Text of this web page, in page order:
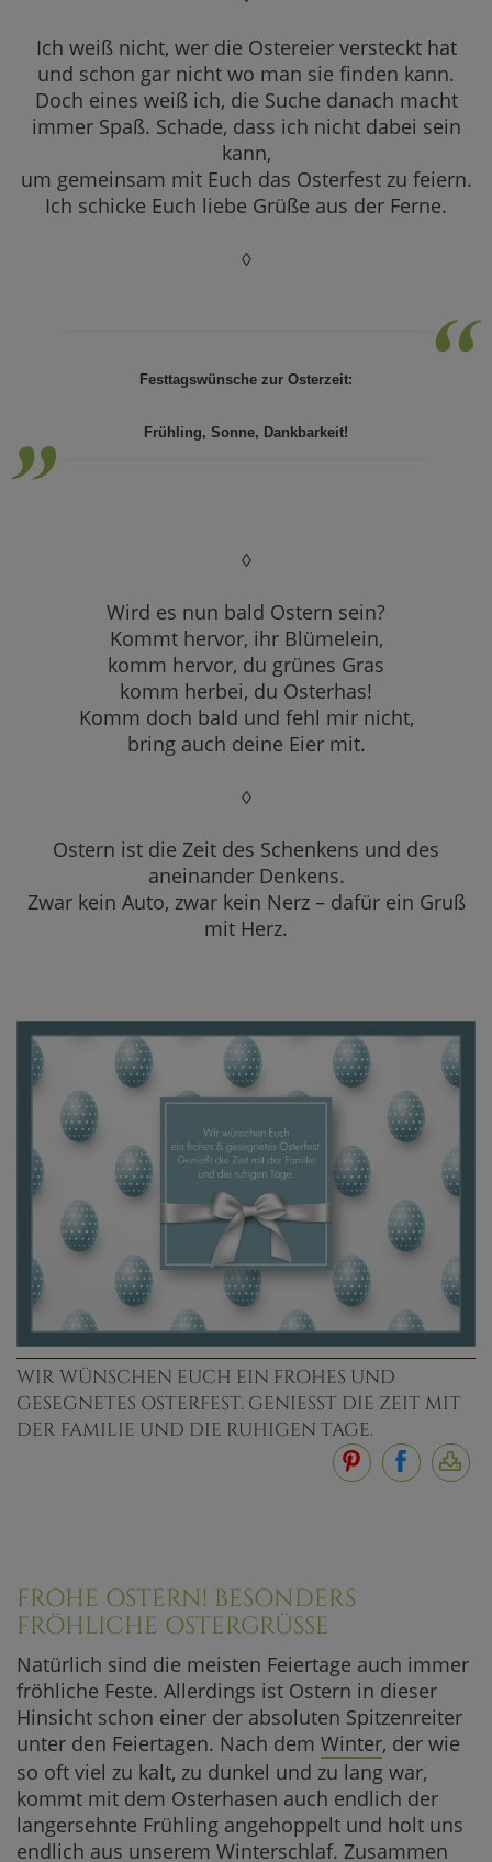
Ich weiß nicht, wer die Ostereier versteckt hat
und schon gar nicht wo man sie finden kann.
Doch eines weiß ich, die Suche danach macht
immer Spaß. Schade, dass ich nicht dabei sein
kann,
um gemeinsam mit Euch das Osterfest zu feiern.
Ich schicke Euch liebe Grüße aus der Ferne.
◊
“
„ Festtagswünsche zur Osterzeit:
Frühling, Sonne, Dankbarkeit!
◊
Wird es nun bald Ostern sein?
Kommt hervor, ihr Blümelein,
komm hervor, du grünes Gras
komm herbei, du Osterhas!
Komm doch bald und fehl mir nicht,
bring auch deine Eier mit.
◊
Ostern ist die Zeit des Schenkens und des
aneinander Denkens.
Zwar kein Auto, zwar kein Nerz – dafür ein Gruß
mit Herz.
WIR WÜNSCHEN EUCH EIN FROHES UND
GESEGNETES OSTERFEST. GENIESST DIE ZEIT MIT D
ER FAMILIE UND DIE RUHIGEN TAGE.
FROHE OSTERN! BESONDERS
FRÖHLICHE OSTERGRÜSSE
Natürlich sind die meisten Feiertage auch immer
fröhliche Feste. Allerdings ist Ostern in dieser
Hinsicht schon einer der absoluten Spitzenreiter
unter den Feiertagen. Nach dem Winter, der wie
so oft viel zu kalt, zu dunkel und zu lang war,
kommt mit dem Osterhasen auch endlich der
langersehnte Frühling angehoppelt und holt uns
endlich aus unserem Winterschlaf. Zusammen